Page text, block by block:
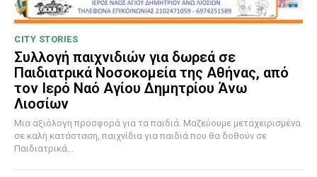
CITY STORIES
Συλλογή παιχνιδιών για δωρεά σε
Παιδιατρικά Νοσοκομεία της Αθήνας, από
τον Ιερό Ναό Αγίου Δημητρίου Άνω
Λιοσίων
Μια αξιόλογη προσφορά για τα παιδιά. Μαζεύουμε μεταχειρισμένα
σε καλή κατάσταση, παιχνίδια για παιδιά που θα δοθούν σε
Παιδιατρικά...